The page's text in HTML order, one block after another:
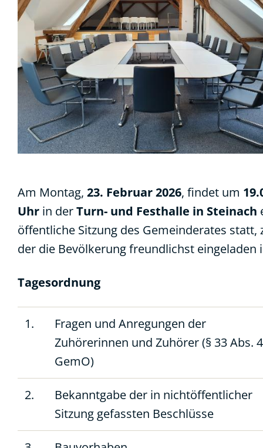
Am Montag, 23. Februar 2026, findet um
Uhr in derTurn- und Festhalle in Steinach
öffentliche Sitzung des Gemeinderates statt,
der die Bevölkerung freundlichst eingeladen
Tagesordnung
1.
Fragen und Anregungen der
Zuhörerinnen und Zuhörer (§ 33 Abs. 4
GemO)
2.
Bekanntgabe der in nichtöffentlicher
Sitzung gefassten Beschlüsse